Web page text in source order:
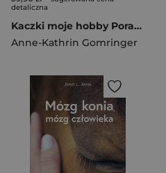
detaliczna
Kaczki moje hobby Poradnik początkującego hodowcy
Anne-Kathrin Gomringer